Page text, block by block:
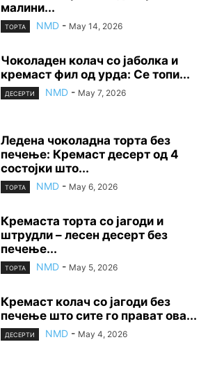
малини...
ТОРТА NMD - May 14, 2026
Чоколаден колач со јаболка и
кремаст фил од урда: Се топи...
ДЕСЕРТИ NMD - May 7, 2026
Ледена чоколадна торта без
печење: Кремаст десерт од 4
состојки што...
ТОРТА NMD - May 6, 2026
Кремаста торта со јагоди и
штрудли – лесен десерт без
печење...
ТОРТА NMD - May 5, 2026
Кремаст колач со јагоди без
печење што сите го прават ова...
ДЕСЕРТИ NMD - May 4, 2026